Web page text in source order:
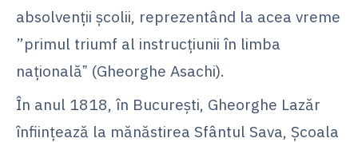
absolvenții școlii, reprezentând la acea vreme
”primul triumf al instrucțiunii în limba
naționalăˮ (Gheorghe Asachi).
În anul 1818, în Bucureşti, Gheorghe Lazăr
înfiinţează la mănăstirea Sfântul Sava, Școala